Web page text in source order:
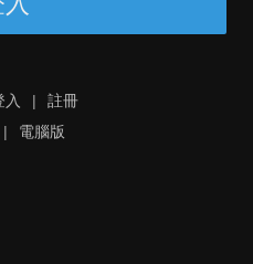
入 |
註冊
| 電腦版